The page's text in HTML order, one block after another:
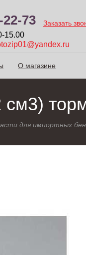
22-73 Заказать
15.00
О магазине
для импортных